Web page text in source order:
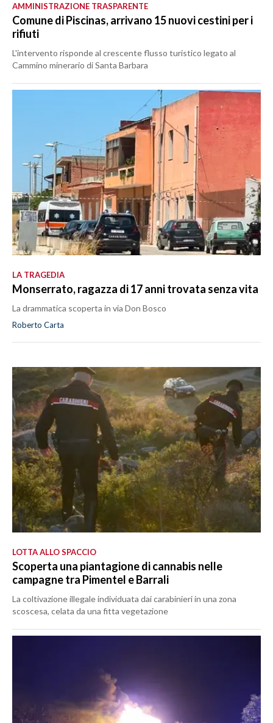
AMMINISTRAZIONE TRASPARENTE
Comune di Piscinas, arrivano 15 nuovi cestini per i
rifiuti
L'intervento risponde al crescente flusso turistico legato al
Cammino minerario di Santa Barbara
LA TRAGEDIA
Monserrato, ragazza di 17 anni trovata senza vita
La drammatica scoperta in via Don Bosco
Roberto Carta
LOTTA ALLO SPACCIO
Scoperta una piantagione di cannabis nelle
campagne tra Pimentel e Barrali
La coltivazione illegale individuata dai carabinieri in una zona
scoscesa, celata da una fitta vegetazione